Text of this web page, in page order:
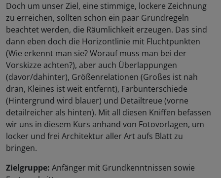
Doch um unser Ziel, eine stimmige, lockere Zeichnung
zu erreichen, sollten schon ein paar Grundregeln
beachtet werden, die Räumlichkeit erzeugen. Das sind
dann eben doch die Horizontlinie mit Fluchtpunkten
(Wie erkennt man sie? Worauf muss man bei der
Vorskizze achten?), aber auch Überlappungen
(davor/dahinter), Größenrelationen (Großes ist nah
dran, Kleines ist weit entfernt), Farbunterschiede
(Hintergrund wird blauer) und Detailtreue (vorne
detailreicher als hinten). Mit all diesen Kniffen befassen
wir uns in diesem Kurs anhand von Fotovorlagen, um
locker und frei Architektur aller Art aufs Blatt zu
bringen.
Zielgruppe: Anfänger mit Grundkenntnissen sowie